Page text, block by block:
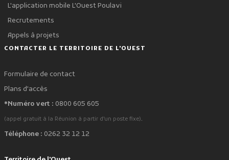
L'application mobile L'Ouest Poulavi
Recrutements
Appels à projets
CONTACTER LE TERRITOIRE DE L'OUEST
Formulaire de contact
Plans d'accès
*Numéro vert : 0800 605 605
(appel gratuit à la Réunion à partir d'un poste fixe).
Téléphone : 0262 32 12 12